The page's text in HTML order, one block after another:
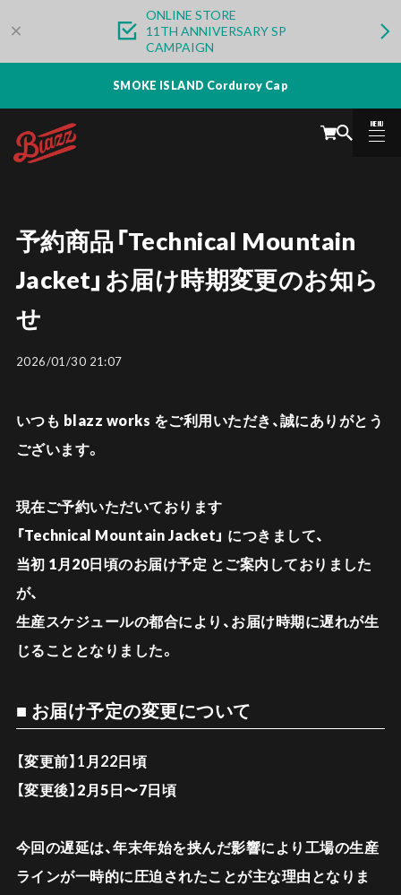
ONLINE STORE
11TH ANNIVERSARY SP
CAMPAIGN
SMOKE ISLAND Corduroy Cap
MENU
CLOSE
予約商品「Technical Mountain
Jacket」お届け時期変更のお知ら
せ
2026/01/30 21:07
いつも blazz works をご利用いただき、誠にありがとう
ございます。
現在ご予約いただいております
「Technical Mountain Jacket」 につきまして、
当初 1月20日頃のお届け予定 とご案内しておりました
が、
生産スケジュールの都合により、 お届け時期に遅れが生
じることとなりました。
■ お届け予定の変更について
【変更前】1月22日頃
【変更後】 2月5日〜7日頃
今回の遅延は、年末年始を挟んだ影響により工場の生産
ラインが一時的に圧迫されたことが主な理由となりま